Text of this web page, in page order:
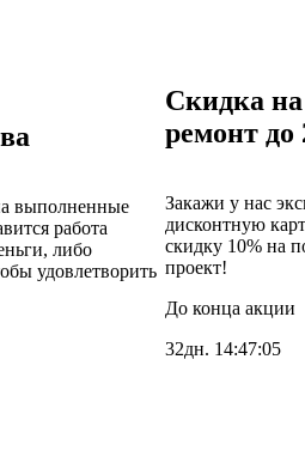
выполненные
работа
либо
удовлетворить
Скидка
ремонт до
Закажи у нас
дисконтную
скидку 10% на
проект!
До конца акции
32дн. 14:47:04